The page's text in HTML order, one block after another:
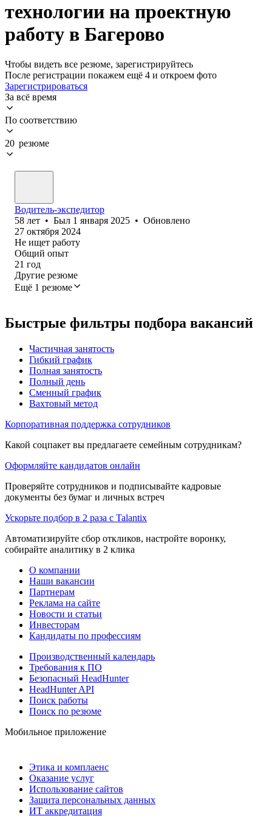
технологии на проектную
работу в Багерово
Чтобы видеть все резюме, зарегистрируйтесь
После регистрации покажем ещё 4 и откроем фото
Зарегистрироваться
За всё время
По соответствию
20 резюме
Водитель-экспедитор
58 лет • Был 1 января 2025 • Обновлено
27 октября 2024
Не ищет работу
Общий опыт
21 год
Другие резюме
Ещё 1 резюме
Быстрые фильтры подбора вакансий
Частичная занятость
Гибкий график
Полная занятость
Полный день
Сменный график
Вахтовый метод
Корпоративная поддержка сотрудников
Какой соцпакет вы предлагаете семейным сотрудникам?
Оформляйте кандидатов онлайн
Проверяйте сотрудников и подписывайте кадровые
документы без бумаг и личных встреч
Ускорьте подбор в 2 раза с Talantix
Автоматизируйте сбор откликов, настройте воронку,
собирайте аналитику в 2 клика
О компании
Наши вакансии
Партнерам
Реклама на сайте
Новости и статьи
Инвесторам
Кандидаты по профессиям
Производственный календарь
Требования к ПО
Безопасный HeadHunter
HeadHunter API
Поиск работы
Поиск по резюме
Мобильное приложение
Этика и комплаенс
Оказание услуг
Использование сайтов
Защита персональных данных
ИТ аккредитация